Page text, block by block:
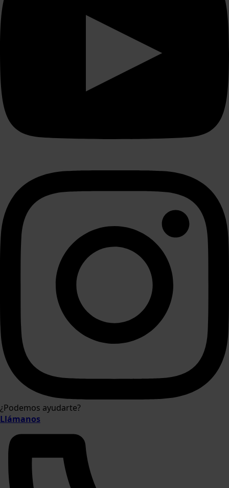
¿Podemos ayudarte?
Llámanos